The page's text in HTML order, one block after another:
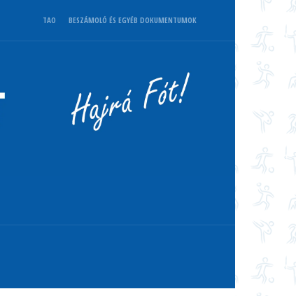
TAO BESZÁMOLÓ ÉS EGYÉB DOKUMENTUMOK